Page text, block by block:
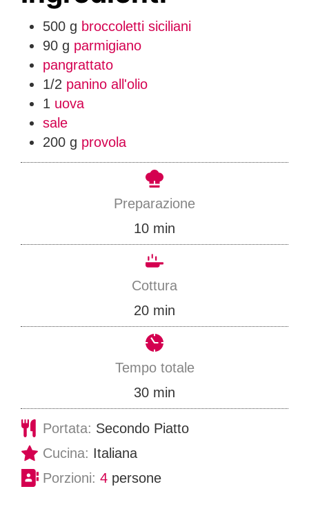
500 g broccoletti siciliani
90 g parmigiano
pangrattato
1/2 panino all'olio
1 uova
sale
200 g provola
Preparazione
10m
i
t
i
min
Cottura
20m
i
t
i
min
Tempo totale
30mmin
Portata: Secondo Piatto
Cucina: Italiana
Porzioni: 4 persone